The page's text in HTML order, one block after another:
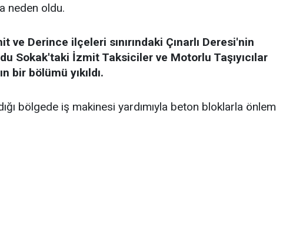
neden oldu.
ve Derince ilçeleri sınırındaki Çınarlı Deresi'nin
Sokak'taki İzmit Taksiciler ve Motorlu Taşıyıcılar
bir bölümü yıkıldı.
bölgede iş makinesi yardımıyla beton bloklarla önlem